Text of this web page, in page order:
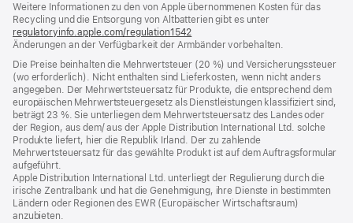
neues
Fenster)
Weitere Informationen zu den von Apple übernommenen Kosten für das
Recycling und die Entsorgung von Altbatterien gibt es unter
regulatoryinfo.apple.com/regulation1542
ein
neues
Fenster)
Änderungen an der Verfügbarkeit der Armbänder vorbehalten.
Die Preise beinhalten die Mehrwertsteuer (20 %) und Versicherungssteuer
(wo erforderlich). Nicht enthalten sind Lieferkosten, wenn nicht anders
angegeben. Der Mehrwertsteuersatz für Produkte, die entsprechend dem
europäischen Mehrwertsteuergesetz als Dienstleistungen klassifiziert sind,
beträgt 23 %. Sie unterliegen dem Mehrwertsteuersatz des Landes oder
der Region, aus dem/ aus der Apple Distribution International Ltd. solche
Produkte liefert, hier die Republik Irland. Der zu zahlende
Mehrwertsteuersatz für das gewählte Produkt ist auf dem Auftragsformular
aufgeführt.
Apple Distribution International Ltd. unterliegt der Regulierung durch die
irische Zentralbank und hat die Genehmigung, ihre Dienste in bestimmten
Ländern oder Regionen des EWR (Europäischer Wirtschaftsraum)
anzubieten.